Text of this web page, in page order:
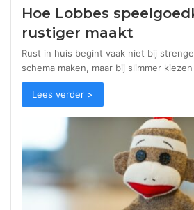
Hoe Lobbes
rustiger maakt
Rust in huis begint vaak niet bij
schema maken, maar bij slimmer
Lees verder >